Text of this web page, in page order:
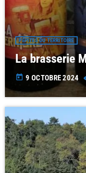
PÉPITES DU TERRITOIRE
La brasserie
today 9 OCTOBRE 2024